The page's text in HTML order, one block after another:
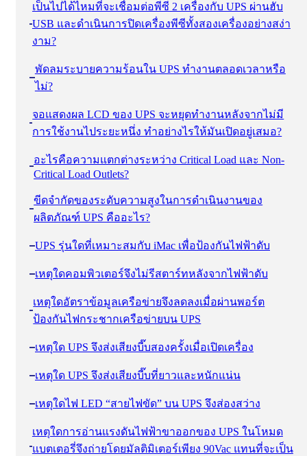
เป็นไปได้ไหมที่จะเชื่อมต่อพีซี 2 เครื่องกับ UPS ผ่านฮับ
USB และดําเนินการปิดเครื่องพีซีทั้งสองเครื่องอย่างสง่า
งาม?
พัดลมระบายความร้อนใน UPS ทํางานตลอดเวลาหรือ
ไม่?
จอแสดงผล LCD ของ UPS จะหยุดทํางานหลังจากไม่มี
การใช้งานไประยะหนึ่ง ทําอย่างไรให้มันเปิดอยู่เสมอ?
อะไรคือความแตกต่างระหว่าง Critical Load และ Non-
Critical Load Outlets?
ขีดจํากัดของระดับความสูงในการดําเนินงานของ
ผลิตภัณฑ์ UPS คืออะไร?
UPS รุ่นใดที่เหมาะสมกับ iMac เพื่อป้องกันไฟฟ้าดับ
เหตุใดคอมพิวเตอร์จึงไม่รีสตาร์ทหลังจากไฟฟ้าดับ
เหตุใดอัตราข้อมูลเครือข่ายจึงลดลงเมื่อผ่านพอร์ต
ป้องกันไฟกระชากเครือข่ายบน UPS
เหตุใด UPS จึงส่งเสียงบี๊บสองครั้งเมื่อเปิดเครื่อง
เหตุใด UPS จึงส่งเสียงบี๊บที่ยาวและหนักแน่น
เหตุใดไฟ LED “สายไฟขัด” บน UPS จึงส่องสว่าง
เหตุใดการอ่านแรงดันไฟฟ้าขาออกของ UPS ในโหมด
แบตเตอรี่จึงถ่ายโดยมัลติมิเตอร์เพียง 90Vac แทนที่จะเป็น